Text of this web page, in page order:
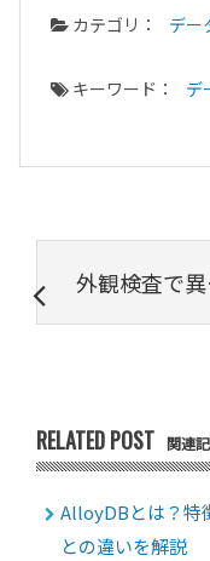
カテゴリ： デー
キーワード： デ
外観検査で異物や汚れ、キズを検出するには？外観検査装置導入のメリット
RELATED POST 関連
AlloyDBとは？特
との違いを解説